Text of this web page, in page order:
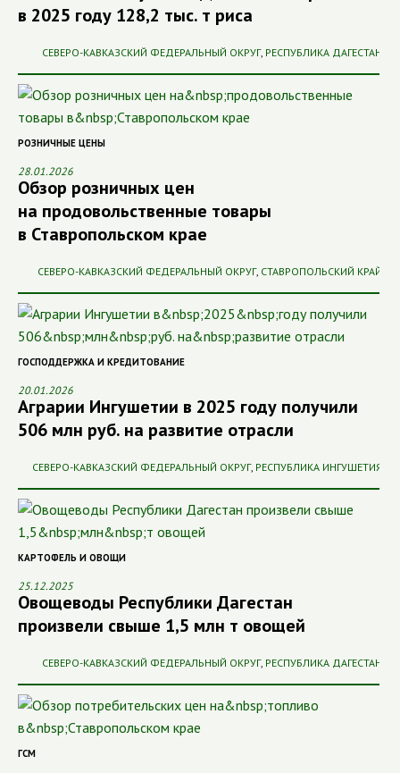
в 2025 году 128,2 тыс. т риса
СЕВЕРО-КАВКАЗСКИЙ ФЕДЕРАЛЬНЫЙ ОКРУГ, РЕСПУБЛИКА ДАГЕСТАН
РОЗНИЧНЫЕ ЦЕНЫ
28.01.2026
Обзор розничных цен
на продовольственные товары
в Ставропольском крае
СЕВЕРО-КАВКАЗСКИЙ ФЕДЕРАЛЬНЫЙ ОКРУГ, СТАВРОПОЛЬСКИЙ КРАЙ
ГОСПОДДЕРЖКА И КРЕДИТОВАНИЕ
20.01.2026
Аграрии Ингушетии в 2025 году получили
506 млн руб. на развитие отрасли
СЕВЕРО-КАВКАЗСКИЙ ФЕДЕРАЛЬНЫЙ ОКРУГ, РЕСПУБЛИКА ИНГУШЕТИЯ
КАРТОФЕЛЬ И ОВОЩИ
25.12.2025
Овощеводы Республики Дагестан
произвели свыше 1,5 млн т овощей
СЕВЕРО-КАВКАЗСКИЙ ФЕДЕРАЛЬНЫЙ ОКРУГ, РЕСПУБЛИКА ДАГЕСТАН
ГСМ